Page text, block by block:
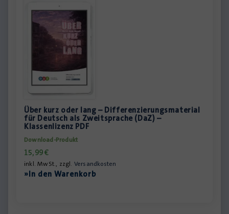
Über kurz oder lang – Differenzierungsmaterial
für Deutsch als Zweitsprache (DaZ) –
Klassenlizenz PDF
Download-Produkt
15,99€
inkl. MwSt., zzgl. Versandkosten
»In den Warenkorb